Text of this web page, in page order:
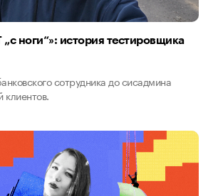
„с ноги“»: история тестировщика
сотрудника до сисадмина
клиентов.